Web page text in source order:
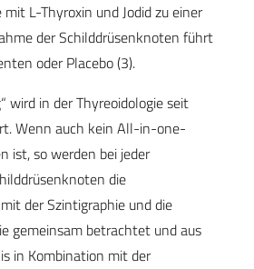
L-Thyroxin und Jodid zu einer
der Schilddrüsenknoten führt
oder Placebo (3).
wird in der Thyreoidologie seit
Wenn auch kein All-in-one-
ist, so werden bei jeder
die
der Szintigraphie und die
gemeinsam betrachtet und aus
in Kombination mit der